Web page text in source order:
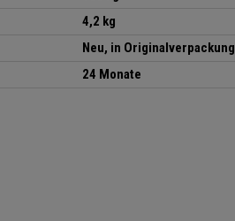
4,2 kg
Neu, in Originalverpackung
24 Monate